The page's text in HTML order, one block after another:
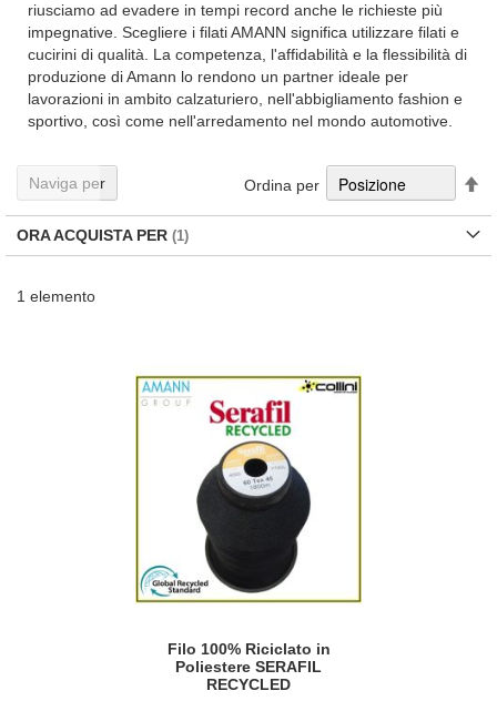
riusciamo ad evadere in tempi record anche le richieste più
impegnative. Scegliere i filati AMANN significa utilizzare filati e
cucirini di qualità. La competenza, l'affidabilità e la flessibilità di
produzione di Amann lo rendono un partner ideale per
lavorazioni in ambito calzaturiero, nell'abbigliamento fashion e
sportivo, così come nell'arredamento nel mondo automotive.
1 elemento
Ordina per
Filo 100% Riciclato in
Poliestere SERAFIL
RECYCLED
Naviga per
ORA ACQUISTA PER